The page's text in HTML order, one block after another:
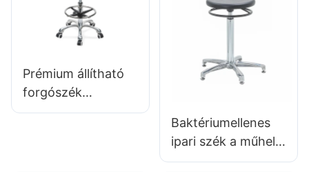
székletmagasság-
állítható lábgyűrű &
Alumínium 5-
laboratóriumokhoz
& Tisztítószobák
ömlesztett vásárlás
Prémium állítható
forgószék
fogantyúval,
Baktériumellenes
ipari szék a műhely
összeszerelő